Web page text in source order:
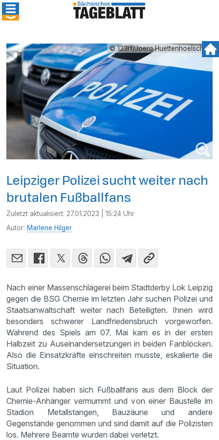
© 123rf/Joerg Huettenhoelscher
Leipziger Polizei sucht weiter nach
brutalen Fußballfans
Zuletzt aktualisiert: 27.01.2023 | 15:24 Uhr
Autor: Marlene Hilger
Nach einer Massenschlägerei beim Stadtderby Lok Leipzig
gegen die BSG Chemie im letzten Jahr suchen Polizei und
Staatsanwaltschaft weiter nach Beteiligten. Ihnen wird
besonders schwerer Landfriedensbruch vorgeworfen.
Während des Spiels am 07. Mai kam es in der ersten
Halbzeit zu Auseinandersetzungen in beiden Fanblöcken.
Also die Einsatzkräfte einschreiten musste, eskalierte die
Situation.
Laut Polizei haben sich Fußballfans aus dem Block der
Chemie-Anhänger vermummt und von einer Baustelle im
Stadion Metallstangen, Bauzäune und andere
Gegenstände genommen und sind damit auf die Polizisten
los. Mehrere Beamte wurden dabei verletzt.